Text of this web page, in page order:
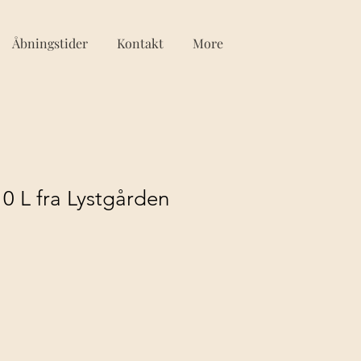
Åbningstider Kontakt More
L fra Lystgården